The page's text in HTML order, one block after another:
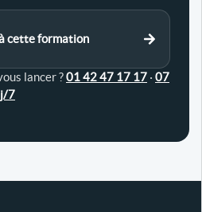
cette formation
lancer ?01 42 47 17 17 · 07
7